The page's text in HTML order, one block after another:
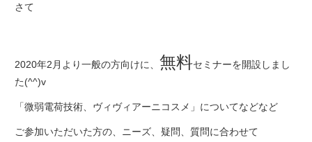
さて
2020年2月より一般の方向けに、 無料セミナーを開設しまし
た(^^)v
「微弱電荷技術、ヴィヴィアーニコスメ」についてなどなど
ご参加いただいた方の、ニーズ、疑問、質問に合わせて